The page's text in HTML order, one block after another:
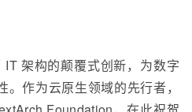
架构的颠覆式创新，为数字
作为云原生领域的先行者，